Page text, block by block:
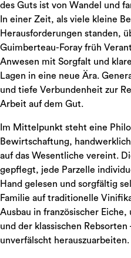
des Guts ist von Wandel und
In einer Zeit, als viele kleine
Herausforderungen standen,
Guimberteau-Foray früh
Anwesen mit Sorgfalt und
Lagen in eine neue Ära.
und tiefe Verbundenheit zur
Arbeit auf dem Gut.
Im Mittelpunkt steht eine
Bewirtschaftung,
auf das Wesentliche vereint.
gepflegt, jede Parzelle
Hand gelesen und sorgfältig
Familie auf traditionelle
Ausbau in französischer
und der klassischen
unverfälscht herauszuarbeiten.